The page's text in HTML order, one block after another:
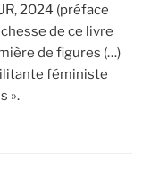
2024 (préface
de ce livre
de figures (…)
féministe
».